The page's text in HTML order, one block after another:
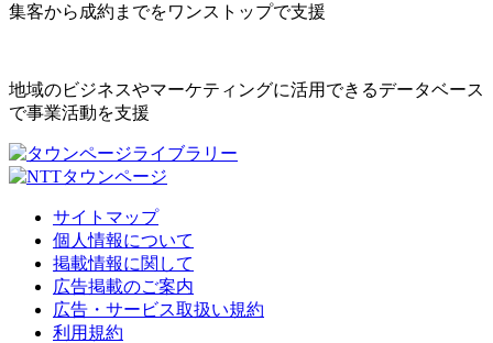
集客から成約までをワンストップで支援
地域のビジネスやマーケティングに活用できるデータベース
で事業活動を支援
サイトマップ
個人情報について
掲載情報に関して
広告掲載のご案内
広告・サービス取扱い規約
利用規約